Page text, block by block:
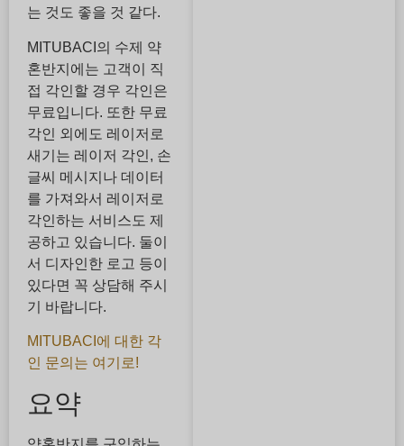
는 것도 좋을 것 같다.
MITUBACI의 수제 약
혼반지에는 고객이 직
접 각인할 경우 각인은
무료입니다. 또한 무료
각인 외에도 레이저로
새기는 레이저 각인, 손
글씨 메시지나 데이터
를 가져와서 레이저로
각인하는 서비스도 제
공하고 있습니다. 둘이
서 디자인한 로고 등이
있다면 꼭 상담해 주시
기 바랍니다.
MITUBACI에 대한 각
인 문의는 여기로!
요약